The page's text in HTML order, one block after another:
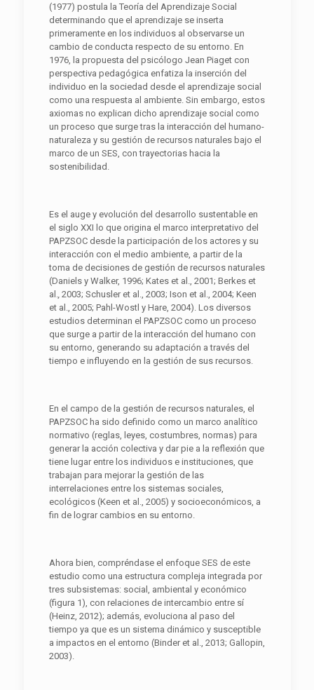
(1977) postula la Teoría del Aprendizaje Social
determinando que el aprendizaje se inserta
primeramente en los individuos al observarse un
cambio de conducta respecto de su entorno. En
1976, la propuesta del psicólogo Jean Piaget con
perspectiva pedagógica enfatiza la inserción del
individuo en la sociedad desde el aprendizaje social
como una respuesta al ambiente. Sin embargo, estos
axiomas no explican dicho aprendizaje social como
un proceso que surge tras la interacción del humano-
naturaleza y su gestión de recursos naturales bajo el
marco de un SES, con trayectorias hacia la
sostenibilidad.
Es el auge y evolución del desarrollo sustentable en
el siglo XXI lo que origina el marco interpretativo del
PAPZSOC desde la participación de los actores y su
interacción con el medio ambiente, a partir de la
toma de decisiones de gestión de recursos naturales
(Daniels y Walker, 1996; Kates et al., 2001; Berkes et
al. 2003; Schusler et al., 2003; Ison et al., 2004; Keen
et al., 2005; Pahl-Wostl y Hare, 2004). Los diversos
estudios determinan el PAPZSOC como un proceso
que surge a partir de la interacción del humano con
su entorno, generando su adaptación a través del
tiempo e influyendo en la gestión de sus recursos.
En el campo de la gestión de recursos naturales, el
PAPZSOC ha sido definido como un marco analítico
normativo (reglas, leyes, costumbres, normas) para
generar la acción colectiva y dar pie a la reflexión que
tiene lugar entre los individuos e instituciones, que
trabajan para mejorar la gestión de las
interrelaciones entre los sistemas sociales,
ecológicos (Keen et al., 2005) y socioeconómicos, a
fin de lograr cambios en su entorno.
Ahora bien, compréndase el enfoque SES de este
estudio como una estructura compleja integrada por
tres subsistemas: social, ambiental y económico
(figura 1), con relaciones de intercambio entre sí
(Heinz, 2012); además, evoluciona al paso del
tiempo ya que es un sistema dinámico y susceptible
a impactos en el entorno (Binder et al., 2013; Gallopin,
2003).